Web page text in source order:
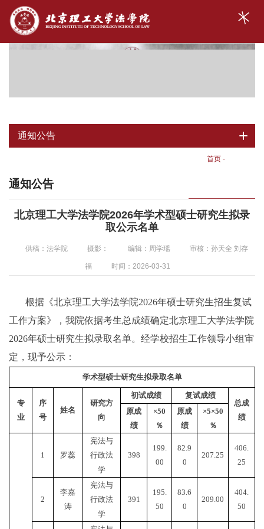
通知公告
首页 -
通知公告
北京理工大学法学院2026年学术型硕士研究生拟录
取公示名单
供稿：法学院 摄影： 编辑：周学瑶 审核：孙天全 刘存
福 时间：2026-03-31
根据《北京理工大学法学院2026年硕士研究生招生复试
工作方案》，我院依据考生总成绩确定北京理工大学法学院
2026年硕士研究生拟录取名单。经学校招生工作领导小组审
定，现予公示：
学术型硕士研究生拟录取名单
专
业
序
号
姓名
研究方
向
初试成绩
复试成绩
总成
绩
原成
绩
×50
％
原成
绩
×5×50
％
1 罗蕊
宪法与
行政法
学
398
199.
00
82.9
0
207.25
406.
25
2
李嘉
涛
宪法与
行政法
学
391
195.
50
83.6
0
209.00
404.
50